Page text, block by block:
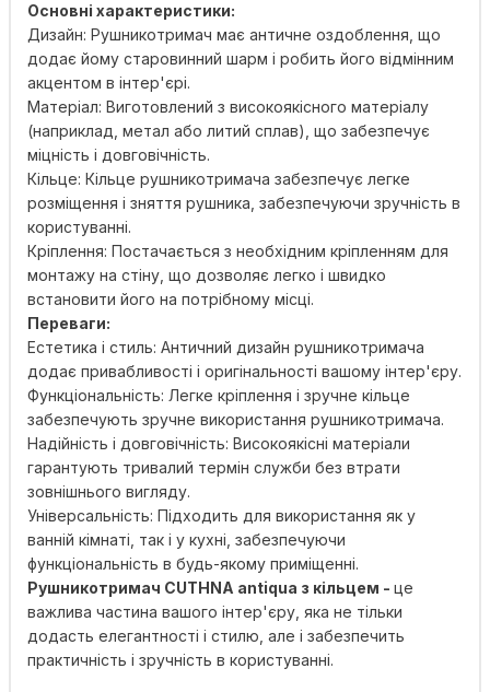
Основні характеристики:
Дизайн: Рушникотримач має античне оздоблення, що
додає йому старовинний шарм і робить його відмінним
акцентом в інтер'єрі.
Матеріал: Виготовлений з високоякісного матеріалу
(наприклад, метал або литий сплав), що забезпечує
міцність і довговічність.
Кільце: Кільце рушникотримача забезпечує легке
розміщення і зняття рушника, забезпечуючи зручність в
користуванні.
Кріплення: Постачається з необхідним кріпленням для
монтажу на стіну, що дозволяє легко і швидко
встановити його на потрібному місці.
Переваги:
Естетика і стиль: Античний дизайн рушникотримача
додає привабливості і оригінальності вашому інтер'єру.
Функціональність: Легке кріплення і зручне кільце
забезпечують зручне використання рушникотримача.
Надійність і довговічність: Високоякісні матеріали
гарантують тривалий термін служби без втрати
зовнішнього вигляду.
Універсальність: Підходить для використання як у
ванній кімнаті, так і у кухні, забезпечуючи
функціональність в будь-якому приміщенні.
Рушникотримач CUTHNA antiqua з кільцем - це
важлива частина вашого інтер'єру, яка не тільки
додасть елегантності і стилю, але і забезпечить
практичність і зручність в користуванні.